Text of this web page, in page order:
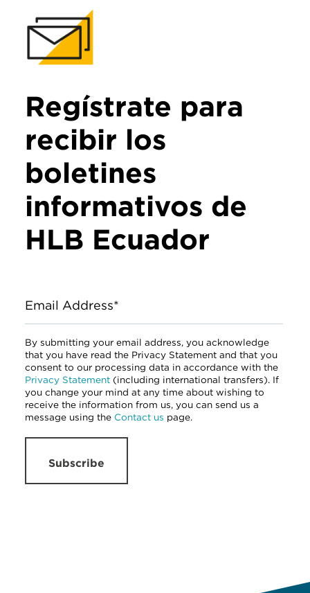
Regístrate para
recibir los
boletines
informativos de
HLB Ecuador
Email Address*
By submitting your email address, you acknowledge
that you have read the Privacy Statement and that you
consent to our processing data in accordance with the
Privacy Statement (including international transfers). If
you change your mind at any time about wishing to
receive the information from us, you can send us a
message using the Contact us page.
Subscribe